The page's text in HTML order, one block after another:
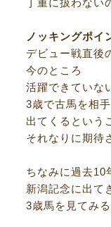
丁重に扱わない
ノッキングポイ
デビュー戦直後
今のところ
活躍できていな
3歳で古馬を相
出てくるという
それなりに期待
ちなみに過去10
新潟記念に出て
3歳馬を見てみる